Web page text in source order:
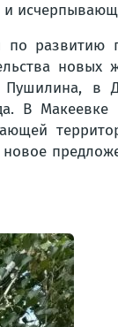
развитию
новых
в
В Макеевке